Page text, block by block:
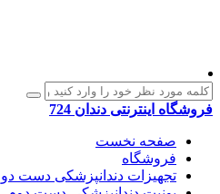
فروشگاه اینترنتی دندان 724
صفحه نخست
فروشگاه
تجهیزات دندانپزشکی دست